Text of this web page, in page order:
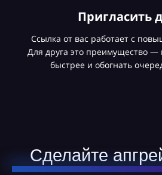
Пригласить
Ссылка от вас работает с
Для друга это преимущество
быстрее и обогнать
Сделайте